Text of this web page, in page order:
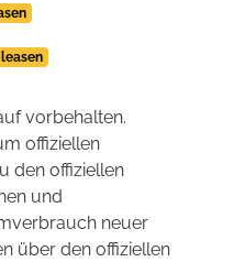
vorbehalten.
offiziellen
den offiziellen
und
neuer
über den offiziellen